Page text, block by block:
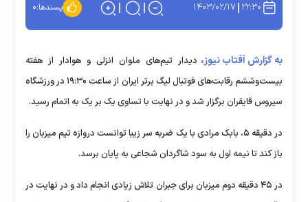
۲۲:۳۰ ۱۴۰۳/۰۲/۱۷ پسندها:۰
به گزارش آفتاب نیوز، دیدار تیم‌های ملوان انزلی و هوادار از هفته
بیست‌وششم رقابت‌های فوتبال لیگ برتر ایران از ساعت ۱۹:۳۰ در ورزشگاه
سیروس قایقران برگزار شد و در نهایت با تساوی یک بر یک به اتمام رسید.
در دقیقه ۵، بابک مرادی با یک ضربه سر زیبا توانست دروازه تیم میزبان را
باز کند تا نیمه اول به سود شاگردان شجاعی به پایان برسد.
در ۴۵ دقیقه دوم میزبان برای جبران تلاش زیادی انجام داد و در نهایت در